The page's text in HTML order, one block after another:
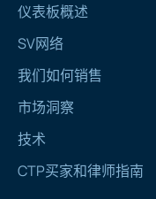
仪表板概述
SV网络
我们如何销售
市场洞察
技术
CTP买家和律师指南